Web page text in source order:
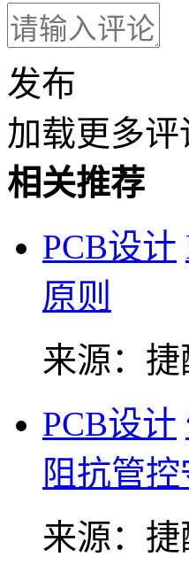
发布
加载更多评
相关推荐
PCB设计
原则
来源：捷
PCB设计
阻抗管
来源：捷